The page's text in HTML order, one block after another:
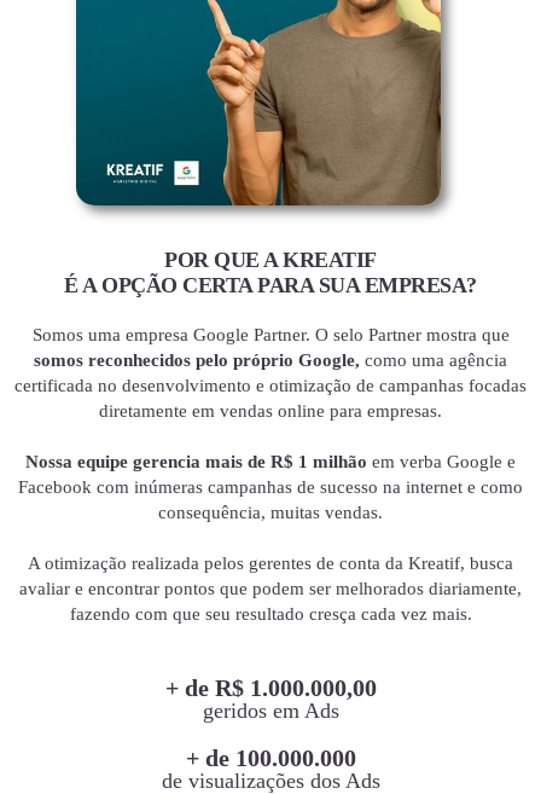
POR QUE A KREATIF
É A OPÇÃO CERTA PARA SUA EMPRESA?
Somos uma empresa Google Partner. O selo Partner mostra que
somos reconhecidos pelo próprio Google, como uma agência
certificada no desenvolvimento e otimização de campanhas focadas
diretamente em vendas online para empresas.
Nossa equipe gerencia mais de R$ 1 milhão em verba Google e
Facebook com inúmeras campanhas de sucesso na internet e como
consequência, muitas vendas.
A otimização realizada pelos gerentes de conta da Kreatif, busca
avaliar e encontrar pontos que podem ser melhorados diariamente,
fazendo com que seu resultado cresça cada vez mais.
+ de R$ 1.000.000,00
geridos em Ads
+ de 100.000.000
de visualizações dos Ads